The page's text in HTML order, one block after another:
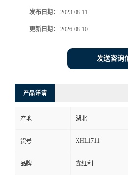
发布日期： 2023-08-11
更新日期： 2026-08-10
发送咨询
产品详请
产地 湖北
货号 XHL1711
品牌 鑫红利